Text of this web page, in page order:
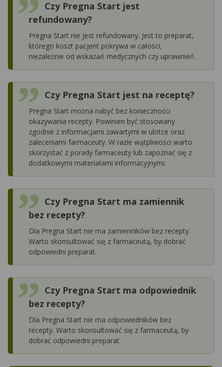
Czy Pregna Start jest
refundowany?
Pregna Start nie jest refundowany. Jest to preparat,
którego koszt pacjent pokrywa w całości,
niezależnie od wskazań medycznych czy uprawnień.
Czy Pregna Start jest na receptę?
Pregna Start można nabyć bez konieczności
okazywania recepty. Powinien być stosowany
zgodnie z informacjami zawartymi w ulotce oraz
zaleceniami farmaceuty. W razie wątpliwości warto
skorzystać z porady farmaceuty lub zapoznać się z
dodatkowymi materiałami informacyjnymi.
Czy Pregna Start ma zamiennik
bez recepty?
Dla Pregna Start nie ma zamienników bez recepty.
Warto skonsultować się z farmaceutą, by dobrać
odpowiedni preparat.
Czy Pregna Start ma odpowiednik
bez recepty?
Dla Pregna Start nie ma odpowiedników bez
recepty. Warto skonsultować się z farmaceutą, by
dobrać odpowiedni preparat.